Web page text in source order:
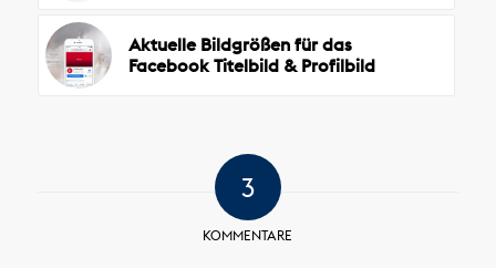
Aktuelle Bildgrößen für das
Facebook Titelbild & Profilbild
3
KOMMENTARE